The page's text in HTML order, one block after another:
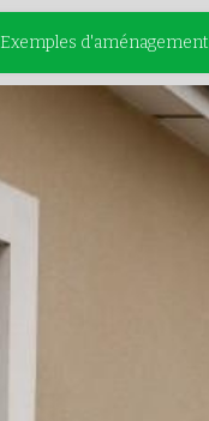
Exemples d'aménagement